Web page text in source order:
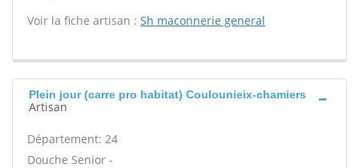
Voir la fiche artisan : Sh maconnerie general
Plein jour (carre pro habitat) Coulounieix-chamiers
Artisan
Département: 24
Douche Senior -